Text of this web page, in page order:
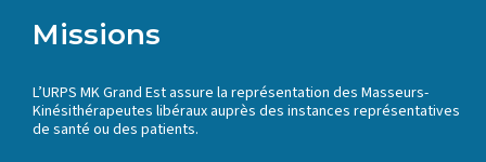
Missions
L’URPS MK Grand Est assure la représentation des Masseurs-
Kinésithérapeutes libéraux auprès des instances représentatives
de santé ou des patients.